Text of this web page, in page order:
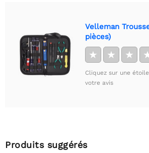
Velleman
pièces)
★ ★ ★
Cliquez sur une
votre avis
Produits suggérés